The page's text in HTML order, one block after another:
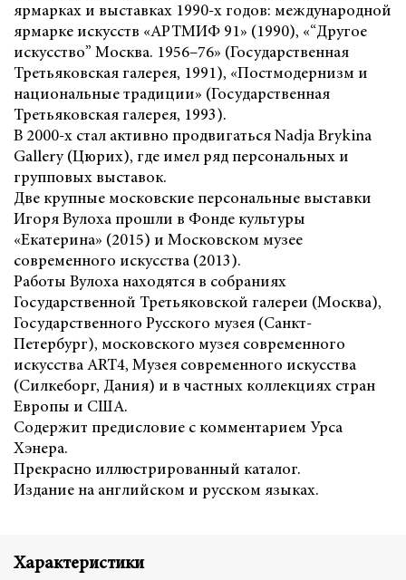
ярмарках и выставках 1990-х годов: международной
ярмарке искусств «АРТМИФ 91» (1990), «“Другое
искусство” Москва. 1956–76» (Государственная
Третьяковская галерея, 1991), «Постмодернизм и
национальные традиции» (Государственная
Третьяковская галерея, 1993).
В 2000-х стал активно продвигаться Nadja Brykina
Gallery (Цюрих), где имел ряд персональных и
групповых выставок.
Две крупные московские персональные выставки
Игоря Вулоха прошли в Фонде культуры
«Екатерина» (2015) и Московском музее
современного искусства (2013).
Работы Вулоха находятся в собраниях
Государственной Третьяковской галереи (Москва),
Государственного Русского музея (Санкт-
Петербург), московского музея современного
искусства ART4, Музея современного искусства
(Силкеборг, Дания) и в частных коллекциях стран
Европы и США.
Содержит предисловие с комментарием Урса
Хэнера.
Прекрасно иллюстрированный каталог.
Издание на английском и русском языках.
Характеристики